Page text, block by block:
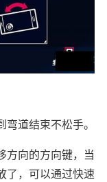
道结束不松手。
方向的方向键，当
了，可以通过快速